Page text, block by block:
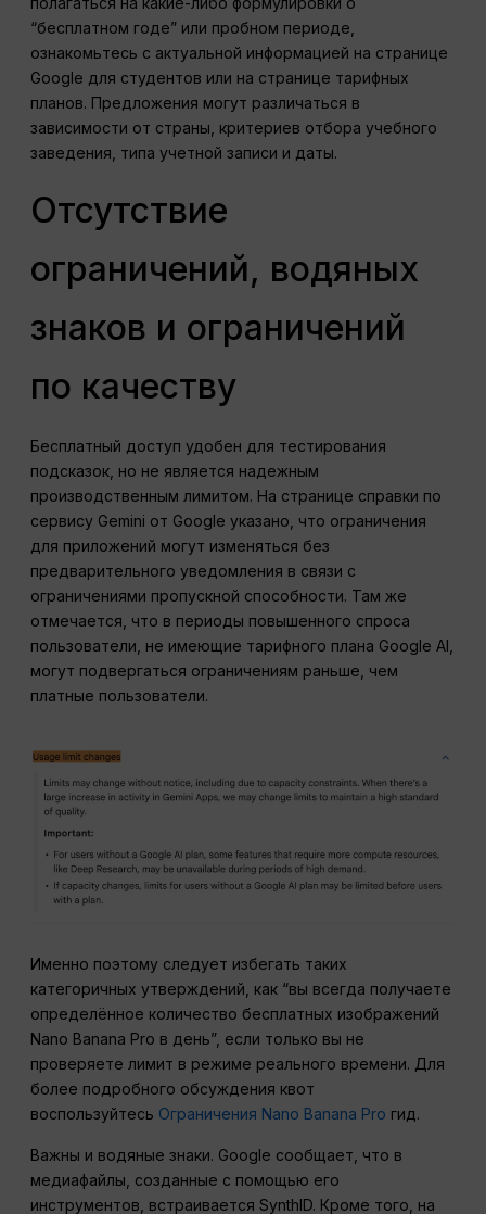
“бесплатном годе” или пробном периоде,
ознакомьтесь с актуальной информацией на странице
Google для студентов или на странице тарифных
планов. Предложения могут различаться в
зависимости от страны, критериев отбора учебного
заведения, типа учетной записи и даты.
Отсутствие
ограничений, водяных
знаков и ограничений
по качеству
Бесплатный доступ удобен для тестирования
подсказок, но не является надежным
производственным лимитом. На странице справки по
сервису Gemini от Google указано, что ограничения
для приложений могут изменяться без
предварительного уведомления в связи с
ограничениями пропускной способности. Там же
отмечается, что в периоды повышенного спроса
пользователи, не имеющие тарифного плана Google AI,
могут подвергаться ограничениям раньше, чем
платные пользователи.
Именно поэтому следует избегать таких
категоричных утверждений, как “вы всегда получаете
определённое количество бесплатных изображений
Nano Banana Pro в день”, если только вы не
проверяете лимит в режиме реального времени. Для
более подробного обсуждения квот
воспользуйтесь Ограничения Nano Banana Pro гид.
Важны и водяные знаки. Google сообщает, что в
медиафайлы, созданные с помощью его
инструментов, встраивается SynthID. Кроме того, на